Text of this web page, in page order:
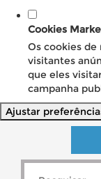
Cookies
Os cookies de
visitantes
que eles
campanha
Ajustar